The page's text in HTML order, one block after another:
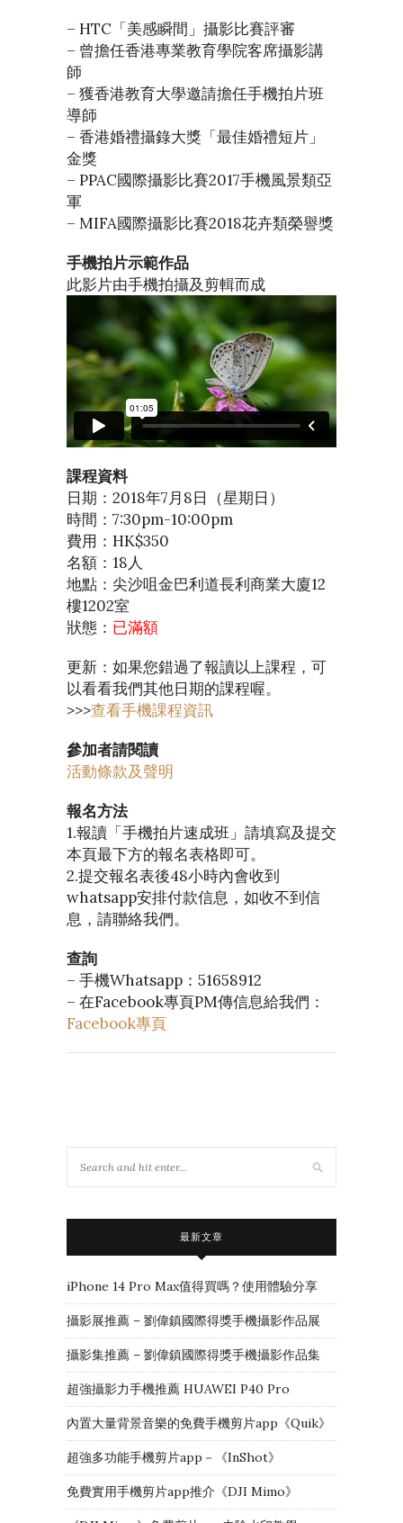
– HTC「美感瞬間」攝影比賽評審
– 曾擔任香港專業教育學院客席攝影講
師
– 獲香港教育大學邀請擔任手機拍片班
導師
– 香港婚禮攝錄大獎「最佳婚禮短片」
金獎
– PPAC國際攝影比賽2017手機風景類亞
軍
– MIFA國際攝影比賽2018花卉類榮譽獎
手機拍片示範作品
此影片由手機拍攝及剪輯而成
課程資料
日期：2018年7月8日（星期日）
時間：7:30pm-10:00pm
費用：HK$350
名額：18人
地點：尖沙咀金巴利道長利商業大廈12
樓1202室
狀態： 已滿額
更新：如果您錯過了報讀以上課程，可
以看看我們其他日期的課程喔。
>>>查看手機課程資訊
參加者請閱讀
活動條款及聲明
報名方法
1.報讀「手機拍片速成班」請填寫及提交
本頁最下方的報名表格即可。
2.提交報名表後48小時內會收到
whatsapp安排付款信息，如收不到信
息，請聯絡我們。
查詢
– 手機Whatsapp：51658912
– 在Facebook專頁PM傳信息給我們：
Facebook專頁
最新文章
iPhone 14 Pro Max值得買嗎？使用體驗分享
攝影展推薦 – 劉偉鎮國際得獎手機攝影作品展
攝影集推薦 – 劉偉鎮國際得獎手機攝影作品集
超強攝影力手機推薦 HUAWEI P40 Pro
內置大量背景音樂的免費手機剪片app《Quik》
超強多功能手機剪片app－《InShot》
免費實用手機剪片app推介《DJI Mimo》